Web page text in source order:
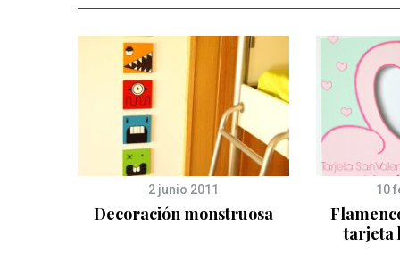
2 junio 2011
Decoración monstruosa
10
tarjeta